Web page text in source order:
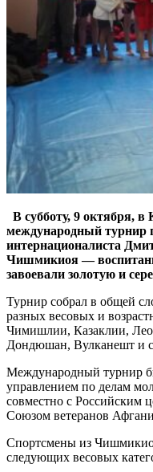
В субботу, 9 октября, в
международный турнир
интернационалиста
Чишмикиоя —
завоевали золотую и
Турнир собрал в общей
разных весовых и
Чимишлии, Казаклии,
Дондюшан, Вулканешт и
Международный турнир
управлением по делам
совместно с Российским
Союзом ветеранов
Спортсмены из
следующих весовых